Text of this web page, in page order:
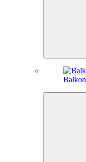
Balkon